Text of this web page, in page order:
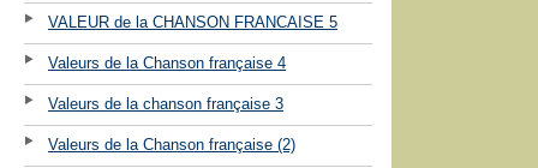
VALEUR de la CHANSON FRANCAISE 5
Valeurs de la Chanson française 4
Valeurs de la chanson française 3
Valeurs de la Chanson française (2)